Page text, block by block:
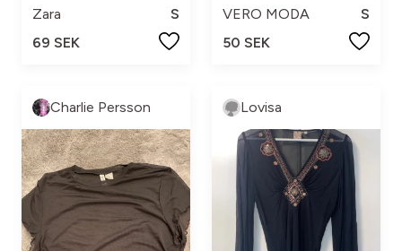
Zara
S
69 SEK
VERO MODA
S
50 SEK
Charlie Persson Lovisa